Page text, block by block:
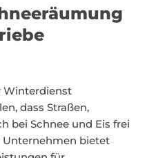
Winterdienst
dass Straßen,
bei Schnee und Eis frei
Unternehmen bietet